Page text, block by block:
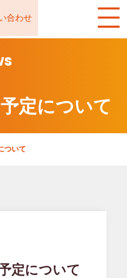
合わせ
定について
ついて
定について